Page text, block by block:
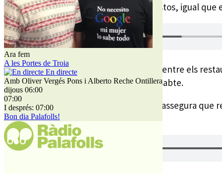
Ara fem
A les Portes de Troia
En directe
Amb Oliver Vergés Pons i Alberto Reche Ontillera
dijous 06:00
07:00
I després: 07:00
Bon dia Palafolls!
el Forastocs van omplir els espais previstos, igual
La bona resposta també es va fer notar entre els
anteriors, especialment divendres i dissabte.
Malgrat els bons resultats, el consistori assegura
futures edicions.